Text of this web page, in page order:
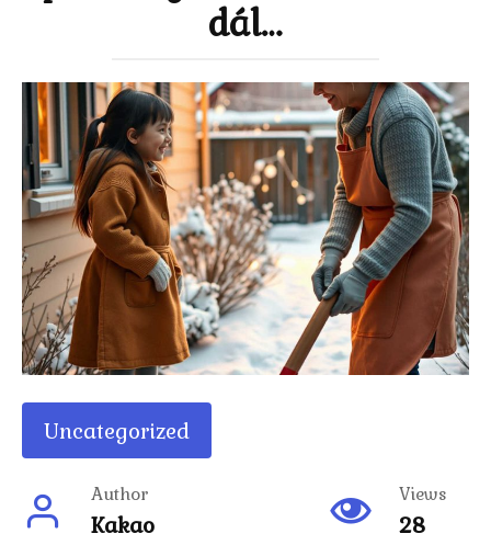
dál…
Uncategorized
Author
Kakao
Views
28